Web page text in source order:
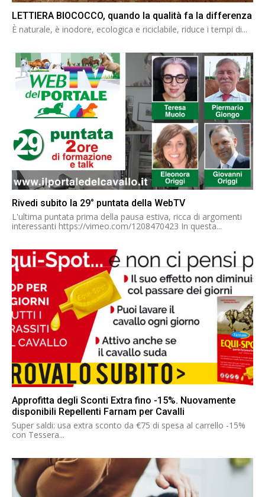
LETTIERA BIOCOCCO, quando la qualità fa la differenza
È naturale, è inodore, ecologica e riciclabile, riduce i tempi di...
Rivedi subito la 29° puntata della WebTV
L'ultima puntata prima della pausa estiva, ricca di argomenti
interessanti https://vimeo.com/1208470423 In questa...
Approfitta degli Sconti Extra fino -15%. Nuovamente
disponibili Repellenti Farnam per Cavalli
Super saldi: usa extra sconto da €75 di spesa al carrello -15%
con Tessera...